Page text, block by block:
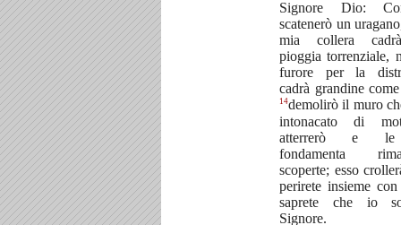
Signore Dio:
scatenerò un
mia collera
pioggia torrenziale,
furore per la
cadrà grandine
14demolirò il muro
intonacato di
atterrerò e
fondamenta
scoperte; esso
perirete insieme con
saprete che io
Signore.